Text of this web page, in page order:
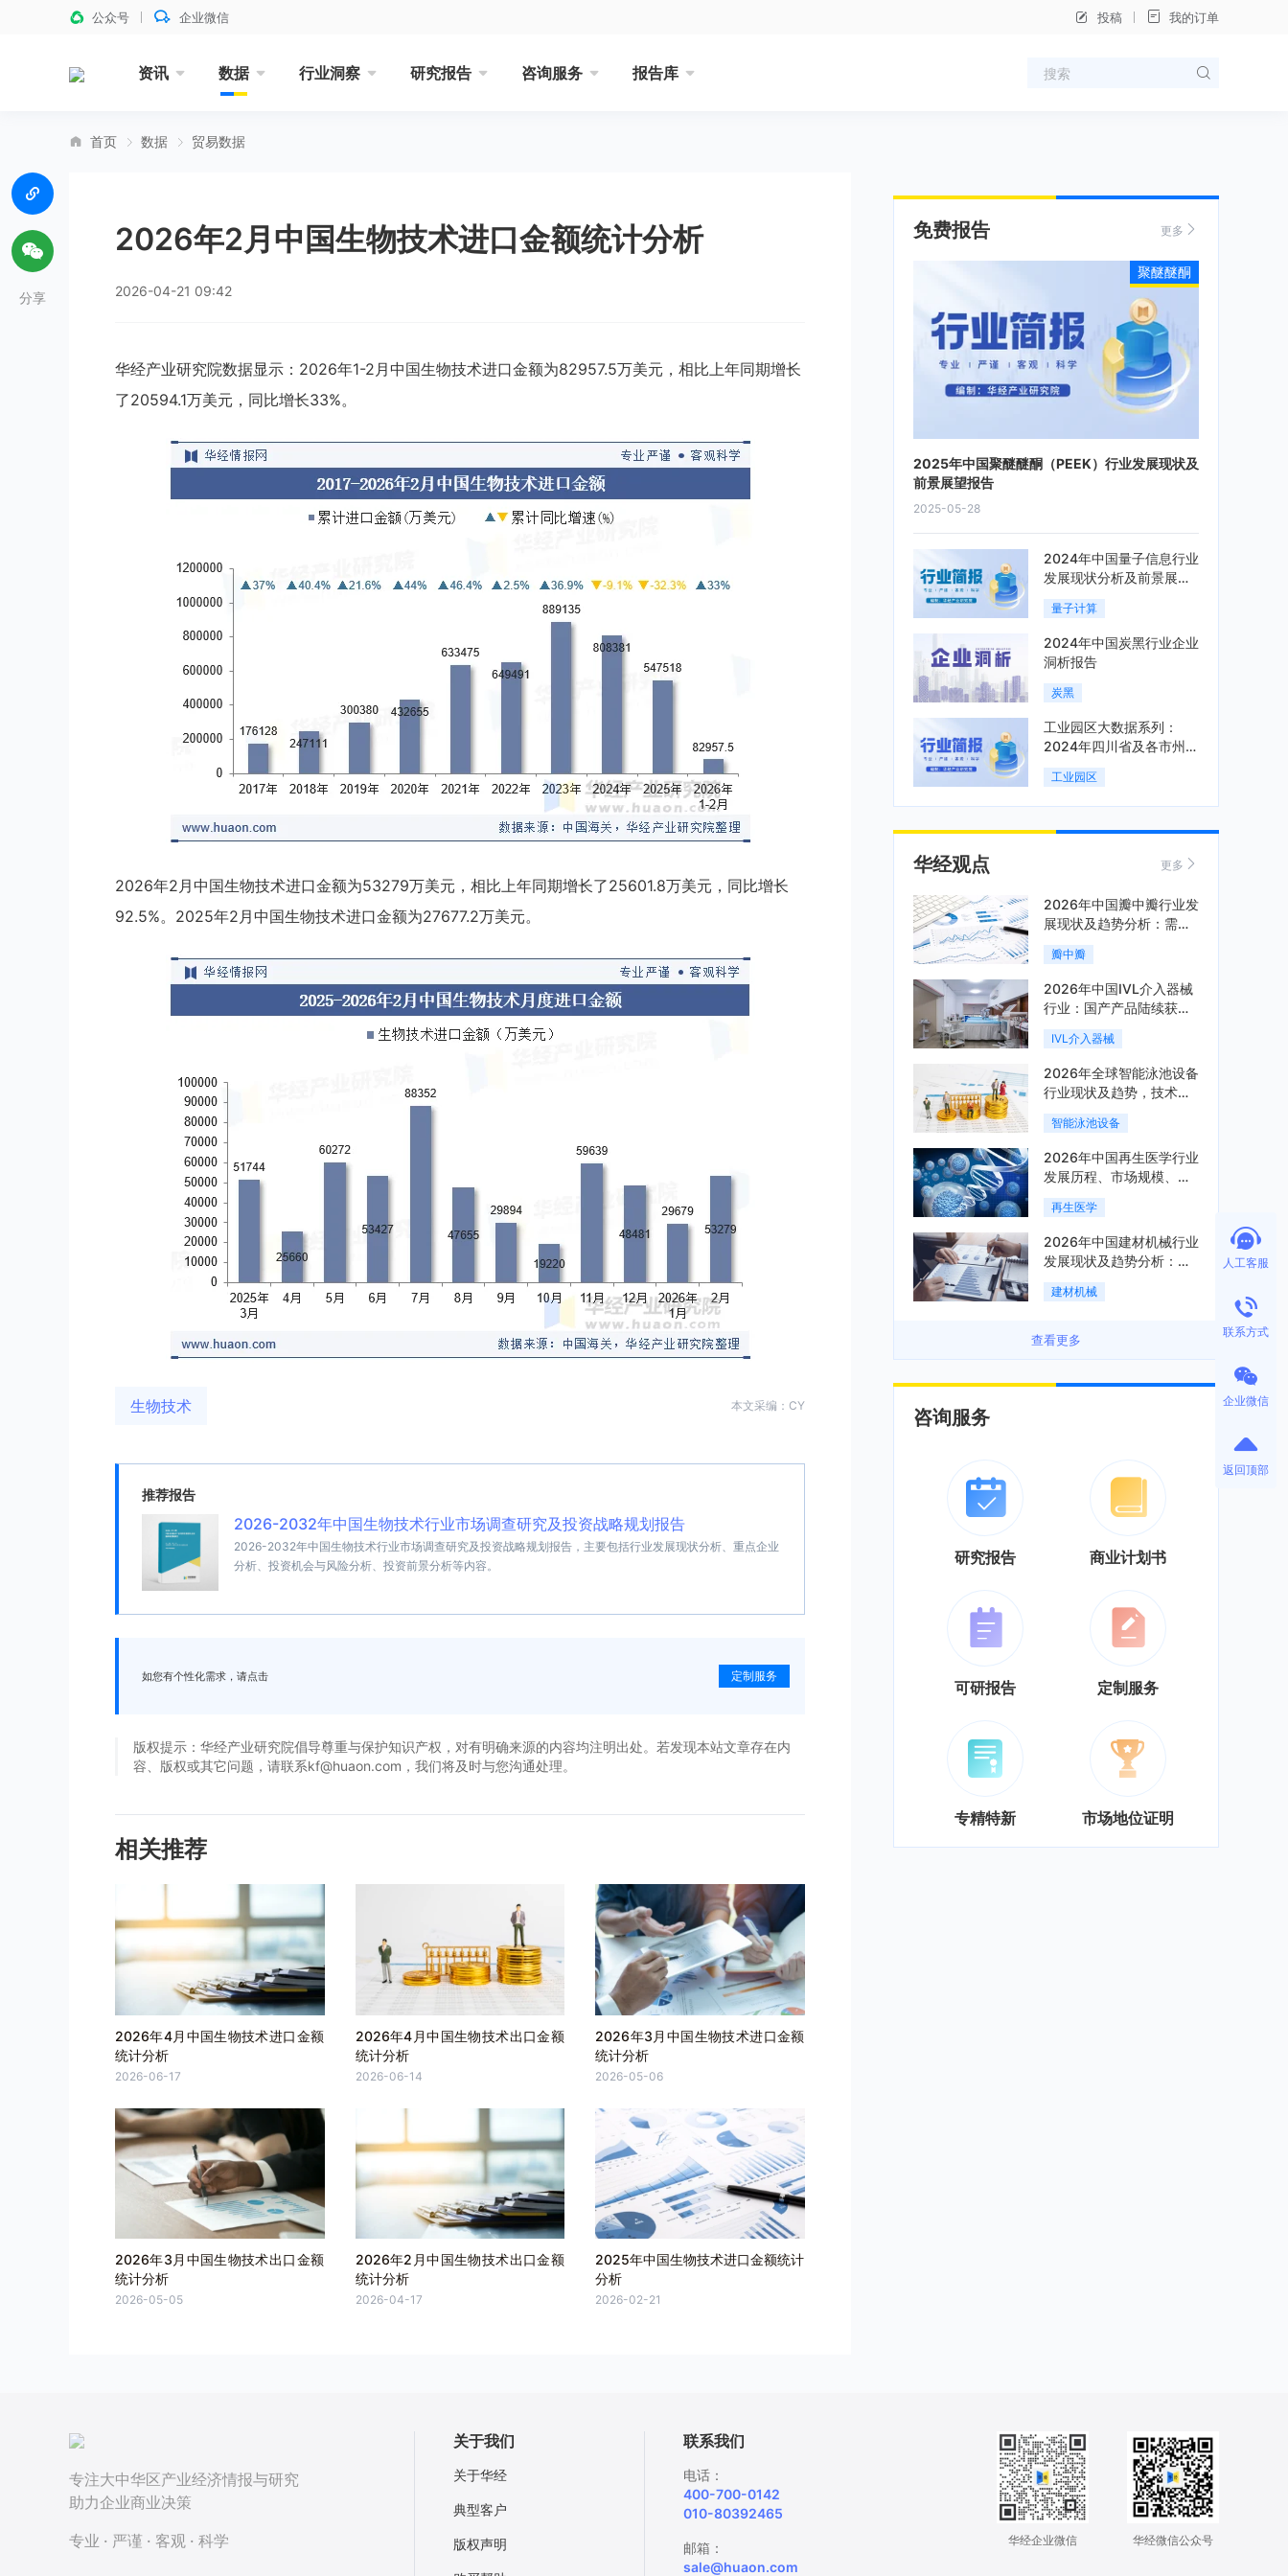
公众号 企业微信 投稿 我的订单
资讯 数据 行业洞察 研究报告 咨询服务 报告库
首页 数据 贸易数据
2026年2月中国生物技术进口金额统计分析
2026-04-21 09:42
华经产业研究院数据显示：2026年1-2月中国生物技术进口金额为82957.5万美元，相比上年同期增长
了20594.1万美元，同比增长33%。
2026年2月中国生物技术进口金额为53279万美元，相比上年同期增长了25601.8万美元，同比增长
92.5%。2025年2月中国生物技术进口金额为27677.2万美元。
生物技术 本文采编：CY
推荐报告
2026-2032年中国生物技术行业市场调查研究及投资战略规划报告
2026-2032年中国生物技术行业市场调查研究及投资战略规划报告，主要包括行业发展现状分析、重点企业
分析、投资机会与风险分析、投资前景分析等内容。
如您有个性化需求，请点击 定制服务
版权提示：华经产业研究院倡导尊重与保护知识产权，对有明确来源的内容均注明出处。若发现本站文章存在内
容、版权或其它问题，请联系kf@huaon.com，我们将及时与您沟通处理。
相关推荐
2026年4月中国生物技术进口金额
统计分析
2026-06-17
2026年4月中国生物技术出口金额
统计分析
2026-06-14
2026年3月中国生物技术进口金额
统计分析
2026-05-06
2026年3月中国生物技术出口金额
统计分析
2026-05-05
2026年2月中国生物技术出口金额
统计分析
2026-04-17
2025年中国生物技术进口金额统计
分析
2026-02-21
分享
免费报告 更多
2025年中国聚醚醚酮（PEEK）行业发展现状及
前景展望报告
2025-05-28
聚醚醚酮
2024年中国量子信息行业
发展现状分析及前景展望
报告
量子计算
2024年中国炭黑行业企业
洞析报告
炭黑
工业园区大数据系列：
2024年四川省及各市州工
业园区全景洞析报告
工业园区
华经观点 更多
2026年中国瓣中瓣行业发
展现状及趋势分析：需求
可持续释放，市场发展前
景良好「图」
瓣中瓣
2026年中国IVL介入器械
行业：国产产品陆续获
批，市场将进入持续高增
长阶段「图」
IVL介入器械
2026年全球智能泳池设备
行业现状及趋势，技术端
朝着系统集成、绿色节能
方向迭代「图」
智能泳池设备
2026年中国再生医学行业
发展历程、市场规模、相
关政策、产业链、竞争格
局及发展潜力分析「图」
再生医学
2026年中国建材机械行业
发展现状及趋势分析：企
业加速向“装备+系统+服
务”综合服务商转型「图」
建材机械
查看更多
咨询服务
研究报告 商业计划书
可研报告 定制服务
专精特新 市场地位证明
人工客服
联系方式
企业微信
返回顶部
专注大中华区产业经济情报与研究
助力企业商业决策
专业 · 严谨 · 客观 · 科学
关于我们
关于华经
典型客户
版权声明
联系我们
电话：
400-700-0142
010-80392465
邮箱：
sale@huaon.com
华经企业微信 华经微信公众号